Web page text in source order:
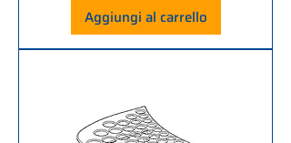
Aggiungi al carrello